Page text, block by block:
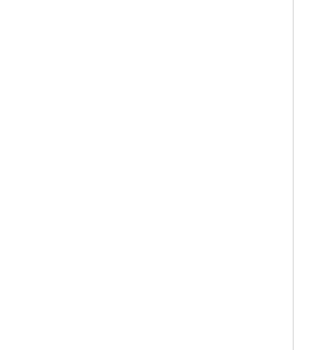
チュートリアル
するチュートリアルです。2024
を基に、LangChainの基本的な
ンプルなLLMの使用方法、APIサ
たRAGとメモリーセーバーの実